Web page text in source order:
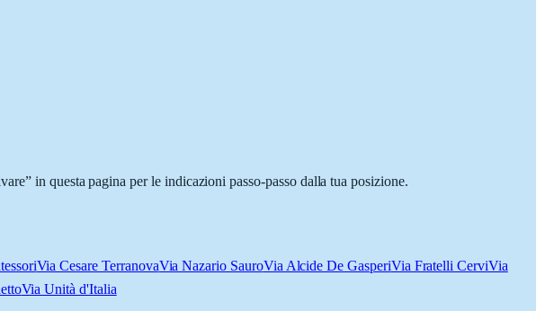
in questa pagina per le indicazioni passo-passo dalla tua posizione.
Via Cesare TerranovaVia Nazario SauroVia Alcide De GasperiVia Fratelli CerviVia
Via Unità d'Italia